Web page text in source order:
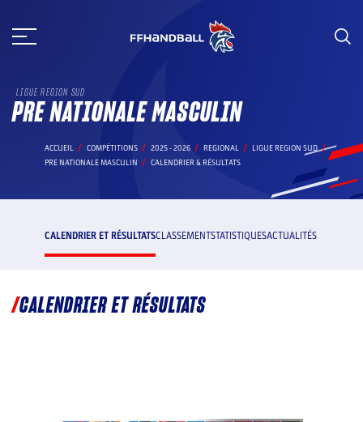
au
LIGUE REGION SUD
PRE NATIONALE MASCULIN
ACCUEIL COMPÉTITIONS 2025 - 2026 REGIONAL
LIGUE REGION SUD
PRE NATIONALE MASCULIN
CALENDRIER & RÉSULTATS
CALENDRIER ET RÉSULTATSCLASSEMENTSTATISTIQUESACTUALITÉS
CALENDRIER ET RÉSULTATS